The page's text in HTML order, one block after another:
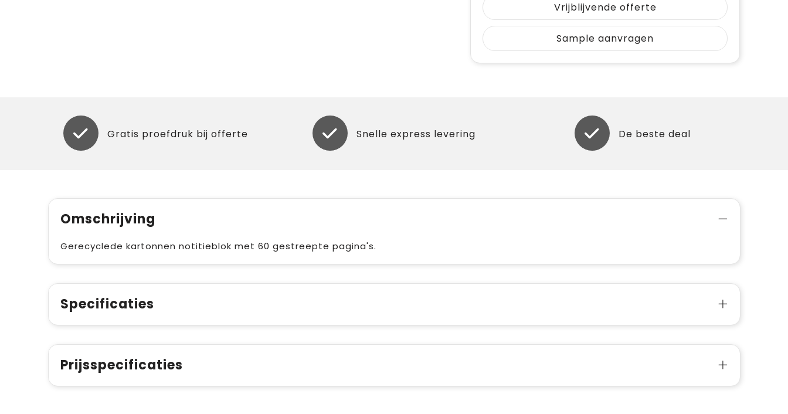
Vrijblijvende offerte
Sample aanvragen
Gratis proefdruk bij offerte Snelle express levering De beste deal
Omschrijving
Gerecyclede kartonnen notitieblok met 60 gestreepte pagina's.
Specificaties
Prijsspecificaties